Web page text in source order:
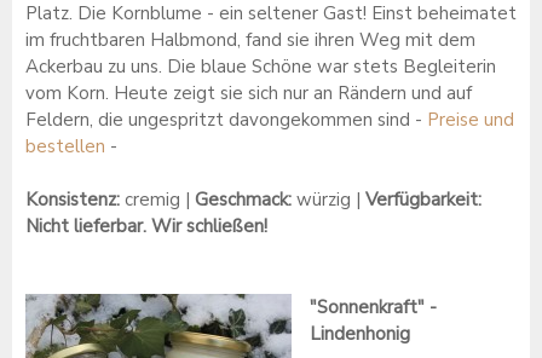
Platz. Die Kornblume - ein seltener Gast! Einst beheimatet
im fruchtbaren Halbmond, fand sie ihren Weg mit dem
Ackerbau zu uns. Die blaue Schöne war stets Begleiterin
vom Korn. Heute zeigt sie sich nur an Rändern und auf
Feldern, die ungespritzt davongekommen sind - Preise und
bestellen -
Konsistenz: cremig | Geschmack: würzig | Verfügbarkeit:
Nicht lieferbar. Wir schließen!
"Sonnenkraft" -
Lindenhonig